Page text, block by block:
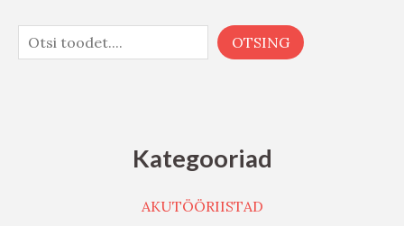
OTSING
Kategooriad
AKUTÖÖRIISTAD